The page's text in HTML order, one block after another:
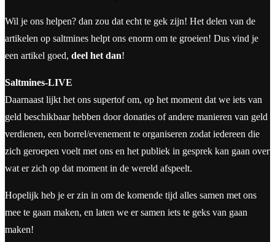
Wil je ons helpen? dan zou dat echt te gek zijn! Het delen van de
artikelen op saltmines helpt ons enorm om te groeien! Dus vind je
een artikel goed, deel het dan!
Saltmines-LIVE
Daarnaast lijkt het ons supertof om, op het moment dat we iets van
geld beschikbaar hebben door donaties of andere manieren van geld
verdienen, een borrel/evenement te organiseren zodat iedereen die
zich geroepen voelt met ons en het publiek in gesprek kan gaan over
wat er zich op dat moment in de wereld afspeelt.
Hopelijk heb je er zin in om de komende tijd alles samen met ons
mee te gaan maken, en laten we er samen iets te geks van gaan
maken!